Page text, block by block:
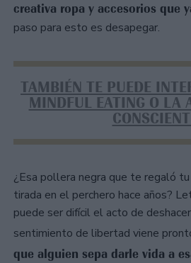
creativa ropa y accesorios que
paso para esto es desapegar.
TAMBIÉN TE PUEDE
MINDFUL EATING O LA
¿Esa pollera negra que te regaló
tirada en el perchero hace años?
puede ser difícil el acto de
sentimiento de libertad viene
que alguien sepa darle vida a